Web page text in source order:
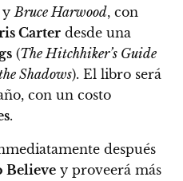
y Bruce Harwood, con
Carter desde una
(The Hitchhiker’s Guide
Shadows). El libro será
con un costo
.
después
Believe y proveerá más